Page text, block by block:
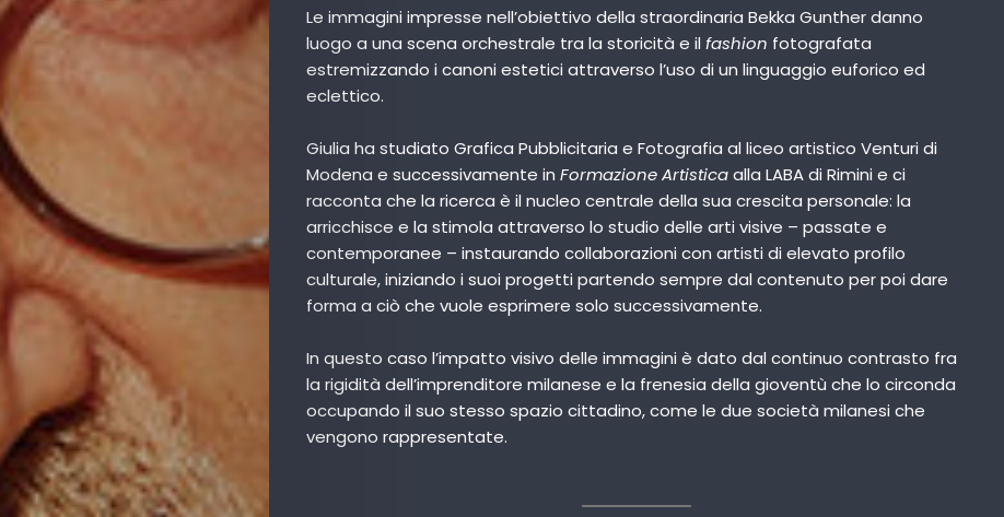
Us
Get
Shop
Lingue
Search
Le immagini impresse nell’obiettivo della straordinaria Bekka Gunther danno
luogo a una scena orchestrale tra la storicità e il fashion fotografata
estremizzando i canoni estetici attraverso l’uso di un linguaggio euforico ed
eclettico.
Giulia ha studiato Grafica Pubblicitaria e Fotografia al liceo artistico Venturi di
Modena e successivamente in Formazione Artisticaalla LABA di Rimini e ci
racconta che la ricerca è il nucleo centrale della sua crescita personale: la
arricchisce e la stimola attraverso lo studio delle arti visive – passate e
contemporanee – instaurando collaborazioni con artisti di elevato profilo
culturale, iniziando i suoi progetti partendo sempre dal contenuto per poi dare
forma a ciò che vuole esprimere solo successivamente.
In questo caso l’impatto visivo delle immagini è dato dal continuo contrasto fra
la rigidità dell’imprenditore milanese e la frenesia della gioventù che lo circonda
occupando il suo stesso spazio cittadino, come le due società milanesi che
vengono rappresentate.